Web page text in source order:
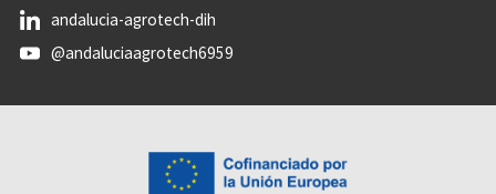
andalucia-agrotech-dih
@andaluciaagrotech6959